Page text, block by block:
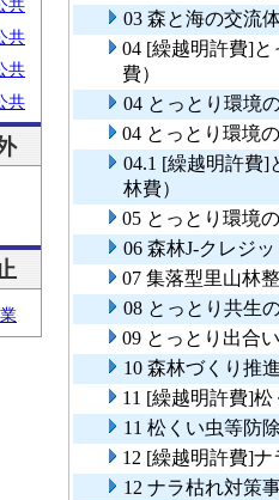
共
共
共
共
03 森と海の交流
04 [繰越明許費]
費）
04 とっとり環境
04 とっとり環境
04.1 [繰越明許費]
林費）
05 とっとり環境
06 森林J-クレジ
07 集落型里山林
08 とっとり共生
09 とっとり出合
10 森林づくり推
11 [繰越明許費]
11 松くい虫等
12 [繰越明許費]
12 ナラ枯れ対策